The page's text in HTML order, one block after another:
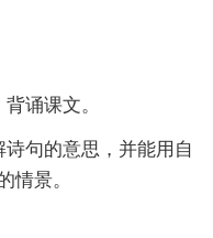
诵课文。
句的意思，并能用自
情景。